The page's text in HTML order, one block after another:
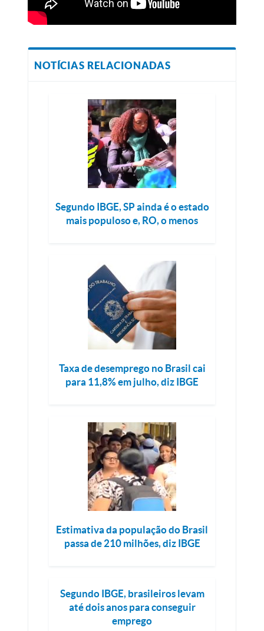
NOTÍCIAS RELACIONADAS
Segundo IBGE, SP ainda é o estado
mais populoso e, RO, o menos
Taxa de desemprego no Brasil cai
para 11,8% em julho, diz IBGE
Estimativa da população do Brasil
passa de 210 milhões, diz IBGE
Segundo IBGE, brasileiros levam
até dois anos para conseguir
emprego